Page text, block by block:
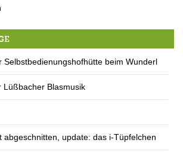
Selbstbedienungshofhütte beim Wunderl
Lüßbacher Blasmusik
abgeschnitten, update: das i-Tüpfelchen